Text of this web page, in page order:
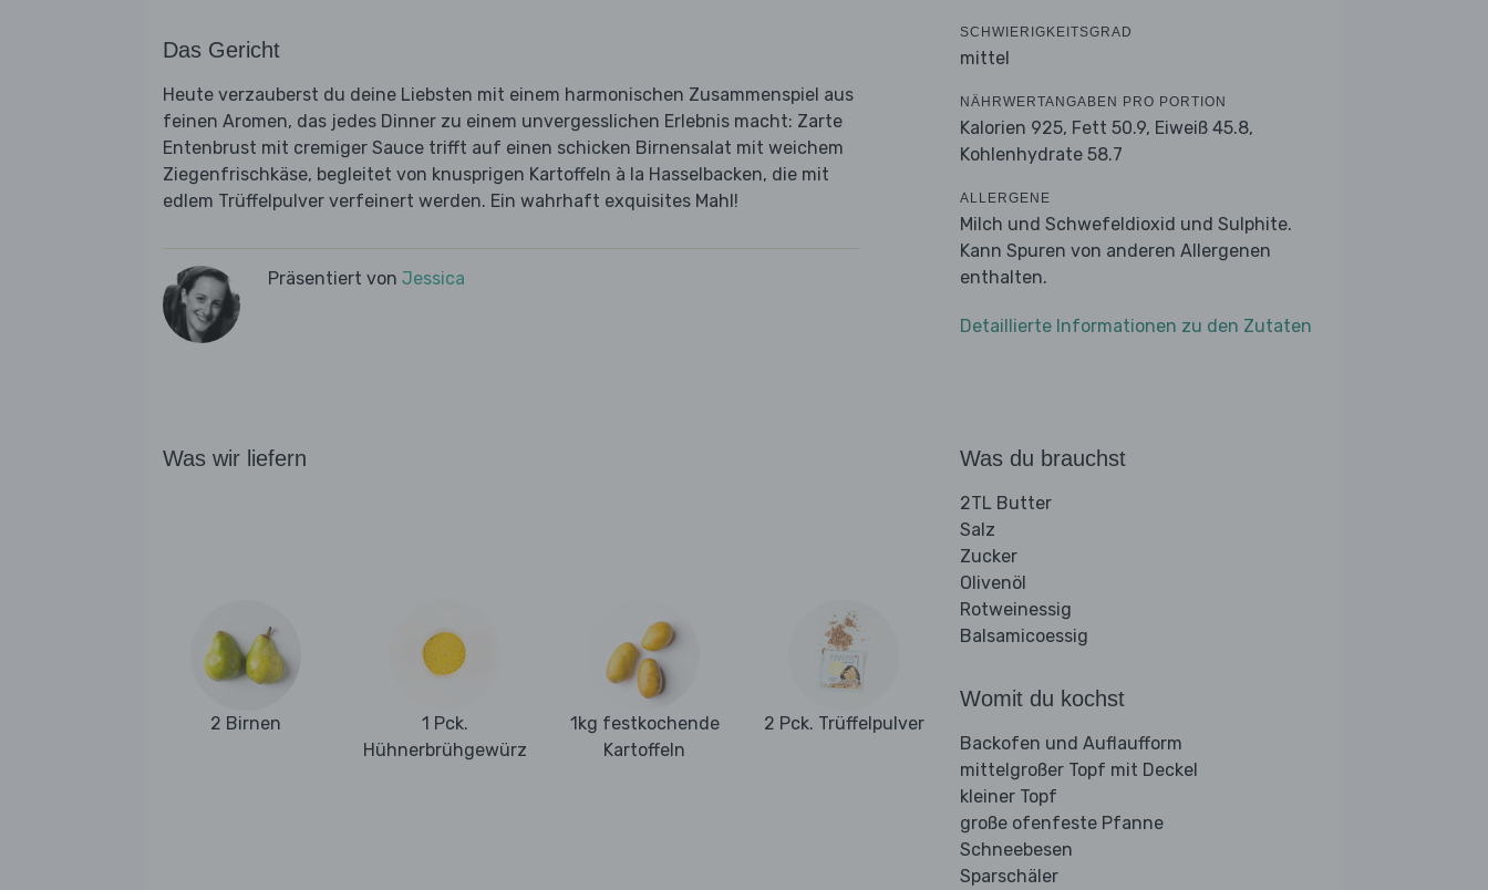
Das Gericht
Heute verzauberst du deine Liebsten mit einem harmonischen Zusammenspiel aus
feinen Aromen, das jedes Dinner zu einem unvergesslichen Erlebnis macht: Zarte
Entenbrust mit cremiger Sauce trifft auf einen schicken Birnensalat mit weichem
Ziegenfrischkäse, begleitet von knusprigen Kartoffeln à la Hasselbacken, die mit
edlem Trüffelpulver verfeinert werden. Ein wahrhaft exquisites Mahl!
Präsentiert von Jessica
SCHWIERIGKEITSGRAD
mittel
NÄHRWERTANGABEN PRO PORTION
Kalorien 925, Fett 50.9, Eiweiß 45.8,
Kohlenhydrate 58.7
ALLERGENE
Milch und Schwefeldioxid und Sulphite.
Kann Spuren von anderen Allergenen
enthalten.
Detaillierte Informationen zu den Zutaten
Was wir liefern
2 Birnen
1 Pck.
Hühnerbrühgewürz
1kg festkochende
Kartoffeln
2 Pck. Trüffelpulver
Was du brauchst
2TL Butter
Salz
Zucker
Olivenöl
Rotweinessig
Balsamicoessig
Womit du kochst
Backofen und Auflaufform
mittelgroßer Topf mit Deckel
kleiner Topf
große ofenfeste Pfanne
Schneebesen
Sparschäler